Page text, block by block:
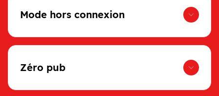
Mode hors connexion
Zéro pub